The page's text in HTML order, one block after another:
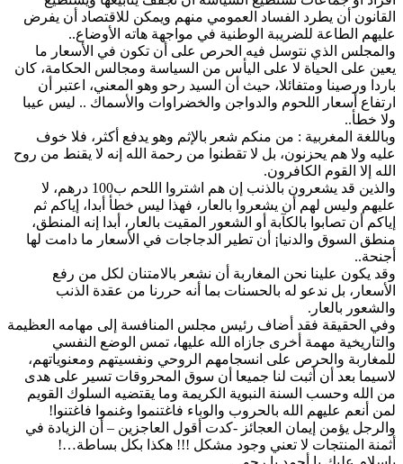
القانون أن يطرد الفساد العمومي منهم ويمكن للاقتصاد أن يفرض
عليهم الطاعة للضريبة الوطنية في مواجهة هاته الأوضاع‫..‬
والمجلس الذي نتوسل فيه الحرص على أن تكون في الأسعار ما
يعين على الحياة لا على اليأس من السياسة ومجالس الحكامة، كان
باردا ورصينا ومتفائلا، حيث أن السيد رحو وهو المعني، اعتبر أن
ارتفاع أسعار اللحوم والدواجن والخضراوات والأسماك ‫..‬ ليس عيبا
ولا خطأ‫..‬
وباللغة المغربية ‫:‬ من منكم شعر بالإثم وهو يدفع أكثر، فلا خوف
عليه ولا هم يحزنون، بل لا تقطنوا من رحمة الله إنه لا يقنط من روح
الله إلا القوم الكافرون‫.‬
والذين قد يشعرون بالذنب إن هم اشتروا اللحم ب100 درهم، لا
عليهم وليس لهم أن يشعروا بالعار، فهذا ليس خطأ أبدا، إياكم ثم
إياكم أن تصابوا بالكآبة أو الشعور المقيت بالعار، أبدا إنه المنطق،
منطق السوق والدنيا¡ أن تطير الدجاجات في الأسعار ما دامت لها
أجنحة..
وقد يكون علينا نحن المغاربة أن نشعر بالامتنان لكل من رفع
الأسعار، بل ندعو له بالحسنات بما أنه حررنا من عقدة الذنب
والشعور بالعار.
وفي الحقيقة فقد أضاف رئيس مجلس المنافسة إلى مهامه العظيمة
والتاريخية مهمة أخرى جازاه الله عليها، تمس الوضع النفسي
للمغاربة والحرص على انسجامهم الروحي ونفسيتهم ومعنوياتهم،
لاسيما بعد أن أثبت لنا جميعا أن سوق المحروقات تسير على هدى
من الله وحسب السنة النبوية الكريمة وما يقتضيه السلوك القويم
والرجل يؤمن إيمان العجائز -كدت أقول العاجزين – أن الزيادة في
أثمنة المنتجات لا تعني وجود مشكل ‫!!!‬ هكذا بكل بساطة‫…!‬